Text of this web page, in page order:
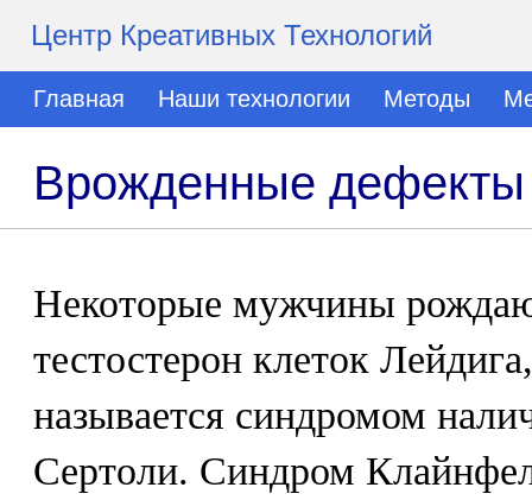
Центр Креативных Технологий
Главная Наши технологии Методы
Врожденные дефекты
Некоторые мужчины
тестостерон клеток
называется синдромом
Сертоли. Синдром